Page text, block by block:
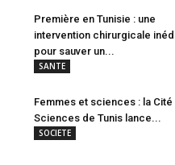
Première en Tunisie : une
intervention chirurgicale
pour sauver un...
SANTE
Femmes et sciences : la
Sciences de Tunis lance...
SOCIETE